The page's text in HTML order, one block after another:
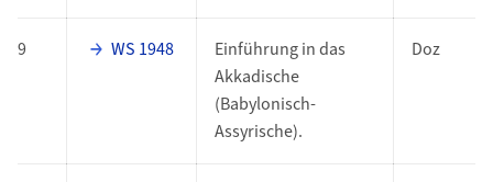
9 WS 1948
Einführung in das
Akkadische
(Babylonisch-
Assyrische).
Doz